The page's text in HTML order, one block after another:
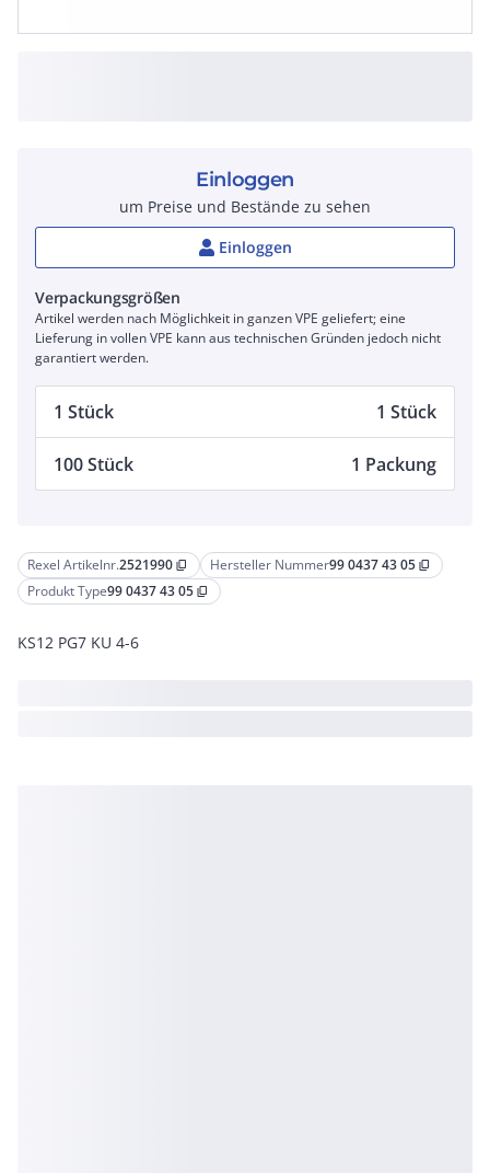
Rexel Artikelnr.2521990 content_copy Hersteller Nummer99 0437 43 05 content_copy
Produkt Type99 0437 43 05 content_copy
KS12 PG7 KU 4-6
Einloggen
um Preise und Bestände zu sehen
Einloggen
Verpackungsgrößen
Artikel werden nach Möglichkeit in ganzen VPE geliefert; eine
Lieferung in vollen VPE kann aus technischen Gründen jedoch nicht
garantiert werden.
1 Stück 1 Stück
100 Stück 1 Packung